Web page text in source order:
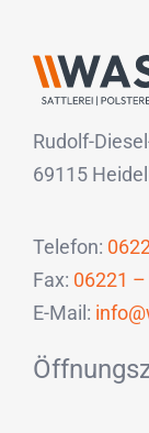
Rudolf-
69115
Telefon:
Fax: 06221
E-Mail: